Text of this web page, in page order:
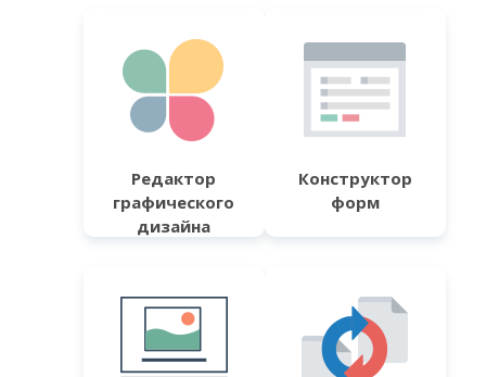
Редактор
графического
дизайна
Конструктор
форм